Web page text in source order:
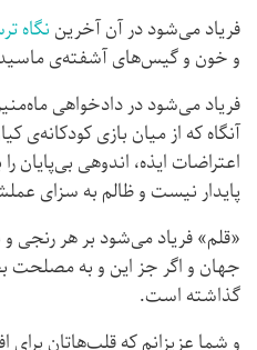
فریاد می‌شود در آن آخرین نگاه
و خون و گیس‌های آشفته‌ی
فریاد می‌شود در دادخواهی
آنگاه که از میان بازی کودکانه‌ی
اعتراضات ایذه، اندوهی بی‌پایان
پایدار نیست و ظالم به سزای
«قلم» فریاد می‌شود بر هر رنجی
جهان و اگر جز این و به مصلحت
گذاشته است.
و شما عزیزانم که قلب‌هاتان